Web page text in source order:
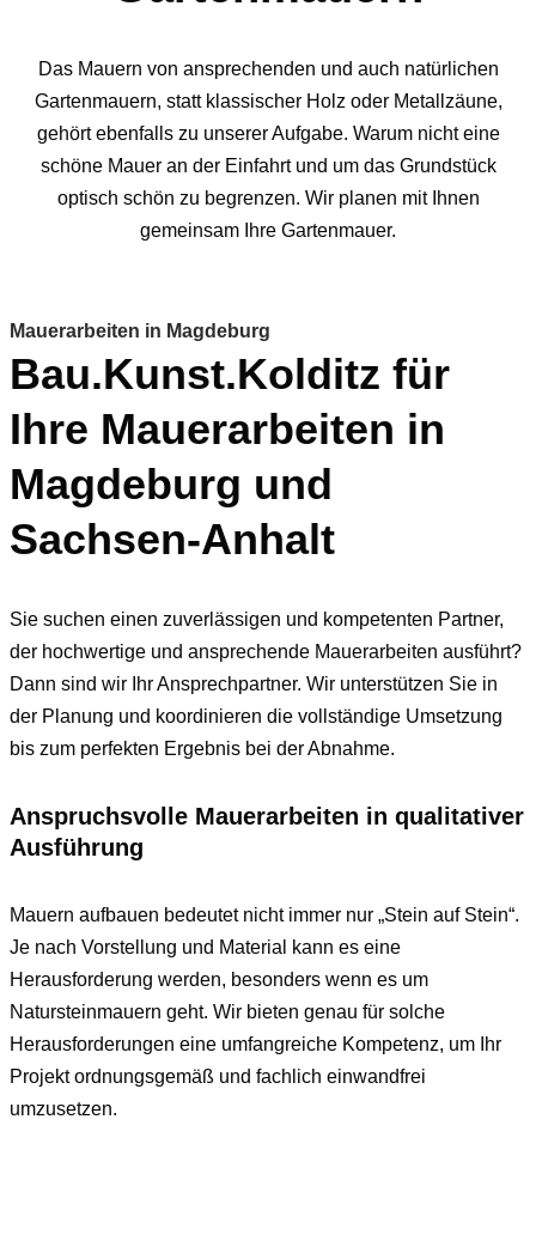
Das Mauern von ansprechenden und auch natürlichen
Gartenmauern, statt klassischer Holz oder Metallzäune,
gehört ebenfalls zu unserer Aufgabe. Warum nicht eine
schöne Mauer an der Einfahrt und um das Grundstück
optisch schön zu begrenzen. Wir planen mit Ihnen
gemeinsam Ihre Gartenmauer.
Mauerarbeiten in Magdeburg
Bau.Kunst.Kolditz für
Ihre Mauerarbeiten in
Magdeburg und
Sachsen-Anhalt
Sie suchen einen zuverlässigen und kompetenten Partner,
der hochwertige und ansprechende Mauerarbeiten ausführt?
Dann sind wir Ihr Ansprechpartner. Wir unterstützen Sie in
der Planung und koordinieren die vollständige Umsetzung
bis zum perfekten Ergebnis bei der Abnahme.
Anspruchsvolle Mauerarbeiten in qualitativer
Ausführung
Mauern aufbauen bedeutet nicht immer nur „Stein auf Stein“.
Je nach Vorstellung und Material kann es eine
Herausforderung werden, besonders wenn es um
Natursteinmauern geht. Wir bieten genau für solche
Herausforderungen eine umfangreiche Kompetenz, um Ihr
Projekt ordnungsgemäß und fachlich einwandfrei
umzusetzen.